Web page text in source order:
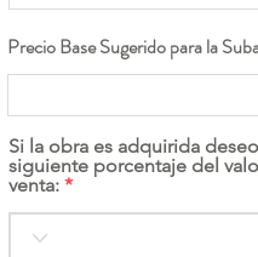
Precio Base Sugerido para la
Si la obra es adquirida
siguiente porcentaje del
venta: